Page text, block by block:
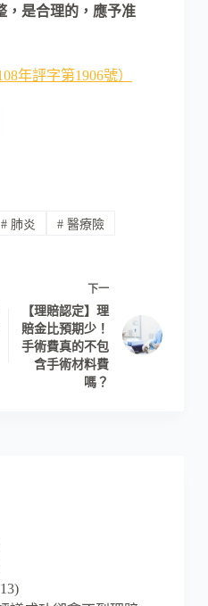
，是合理的，應予准
年評字第1906號）
# 肺炎 # 醫療險
下一
【理賠認定】理
賠金比預期少！
手術費真的不包
含手術材料費
嗎？